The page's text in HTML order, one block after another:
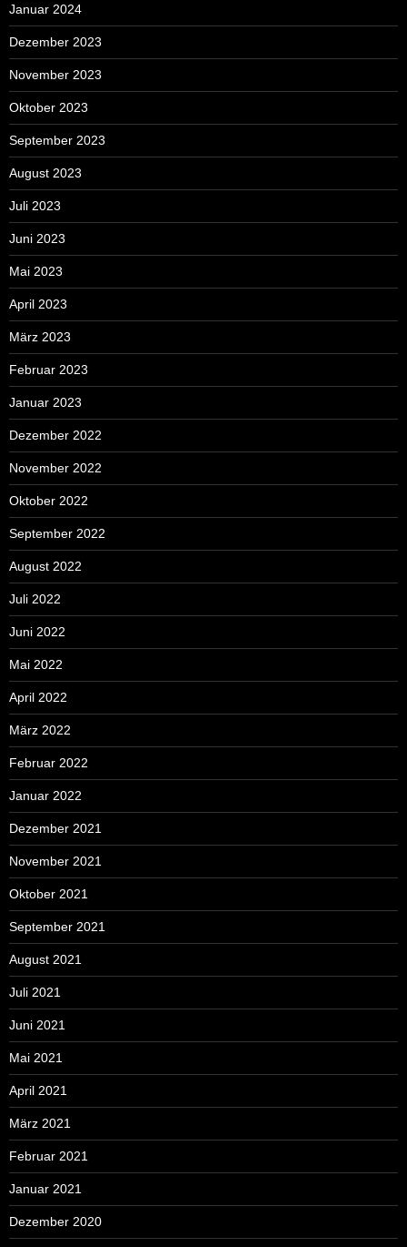
Januar 2024
Dezember 2023
November 2023
Oktober 2023
September 2023
August 2023
Juli 2023
Juni 2023
Mai 2023
April 2023
März 2023
Februar 2023
Januar 2023
Dezember 2022
November 2022
Oktober 2022
September 2022
August 2022
Juli 2022
Juni 2022
Mai 2022
April 2022
März 2022
Februar 2022
Januar 2022
Dezember 2021
November 2021
Oktober 2021
September 2021
August 2021
Juli 2021
Juni 2021
Mai 2021
April 2021
März 2021
Februar 2021
Januar 2021
Dezember 2020